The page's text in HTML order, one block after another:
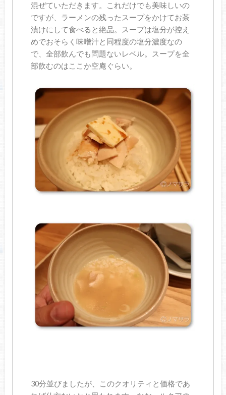
混ぜていただきます。これだけでも美味しいの
ですが、ラーメンの残ったスープをかけてお茶
漬けにして食べると絶品。スープは塩分が控え
めでおそらく味噌汁と同程度の塩分濃度なの
で、全部飲んでも問題ないレベル。スープを全
部飲むのはここか空庵ぐらい。
30分並びましたが、このクオリティと価格であ